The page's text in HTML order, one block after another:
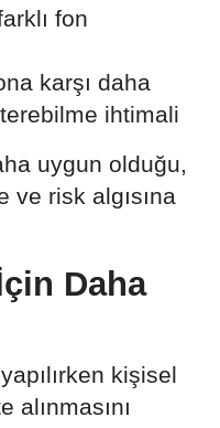
fon
karşı daha
ihtimali
uygun olduğu,
ve risk algısına
Daha
kişisel